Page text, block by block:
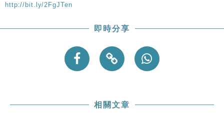
http://bit.ly/2FgJTen
即時分享
相關文章